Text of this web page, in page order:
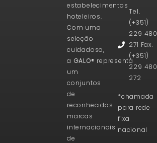
estabelecimentos
hoteleiros.
Com uma
seleção
cuidadosa,
a GALO® representa
um
conjuntos
de
reconhecidas
marcas
internacionais
de
Tel.
(+351)
229 480
271 Fax.
(+351)
229 480
272
*chamada
para rede
fixa
nacional